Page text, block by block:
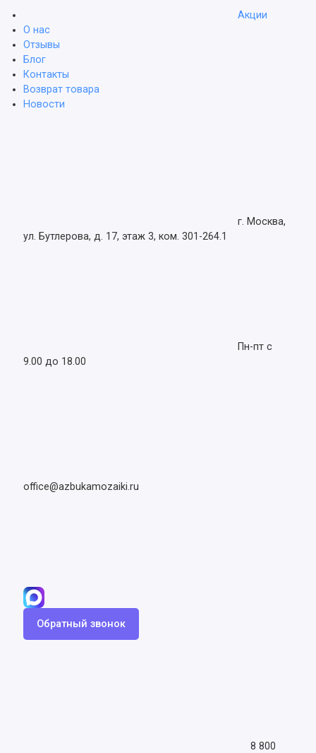
Акции
О нас
Отзывы
Блог
Контакты
Возврат товара
Новости
г. Москва,
ул. Бутлерова, д. 17, этаж 3, ком. 301-264.1
Пн-пт с
9.00 до 18.00
office@azbukamozaiki.ru
Обратный звонок
8 800